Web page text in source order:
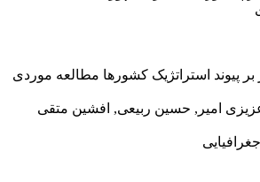
بر پیوند استراتژیک کشورها مطالعه موردی
امیر, حسین ربیعی, افشین متقی